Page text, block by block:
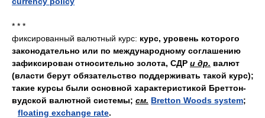
* * *
фиксированный валютный курс: курс, уровень которого
законодательно или по международному соглашению
зафиксирован относительно золота, СДР и др. валют
(власти берут обязательство поддерживать такой курс);
такие курсы были основной характеристикой Бреттон-
вудской валютной системы; см. Bretton Woods system;
floating exchange rate.